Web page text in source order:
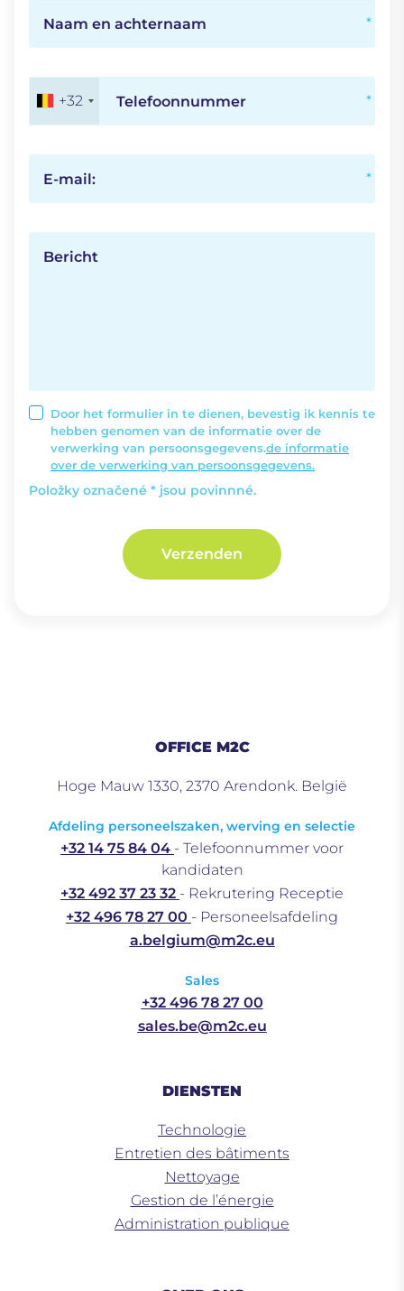
Naam en achternaam
+32 Telefoonnummer
E-mail:
Bericht
Door het formulier in te dienen, bevestig ik kennis te
hebben genomen van de informatie over de
verwerking van persoonsgegevens.de informatie
over de verwerking van persoonsgegevens.
Položky označené * jsou povinnné.
Verzenden
OFFICE M2C
Hoge Mauw 1330, 2370 Arendonk. België
Afdeling personeelszaken, werving en selectie
+32 14 75 84 04 - Telefoonnummer voor
kandidaten
+32 492 37 23 32 - Rekrutering Receptie
+32 496 78 27 00 - Personeelsafdeling
a.belgium@m2c.eu
Sales
+32 496 78 27 00
sales.be@m2c.eu
DIENSTEN
Technologie
Entretien des bâtiments
Nettoyage
Gestion de l’énergie
Administration publique